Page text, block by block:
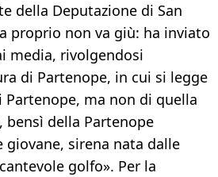
della Deputazione di San
proprio non va giù: ha inviato
media, rivolgendosi
di Partenope, in cui si legge
Partenope, ma non di quella
bensì della Partenope
giovane, sirena nata dalle
golfo». Per la